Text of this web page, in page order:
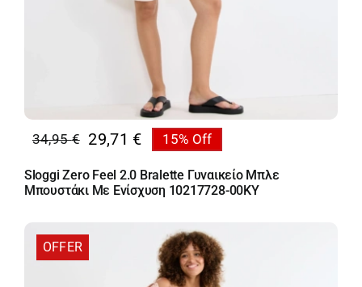
34,95€
Original
price
was:
29,71 €
Η
τρέχουσα
τιμή
15% Off
Sloggi Zero Feel 2.0 Bralette Γυναικείο Μπλε
Μπουστάκι Με Ενίσχυση 10217728-00KY
OFFER